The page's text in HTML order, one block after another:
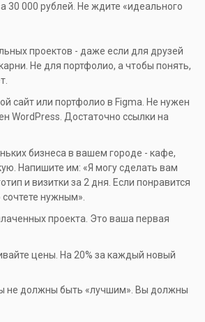
30 000 рублей. Не ждите «идеального
проектов - даже если для друзей
Не для портфолио, а чтобы понять,
сайт или портфолио в Figma. Не нужен
WordPress. Достаточно ссылки на
бизнеса в вашем городе - кафе,
Напишите им: «Я могу сделать вам
и визитки за 2 дня. Если понравится
сочтете нужным».
проекта. Это ваша первая
цены. На 20% за каждый новый
не должны быть «лучшим». Вы должны